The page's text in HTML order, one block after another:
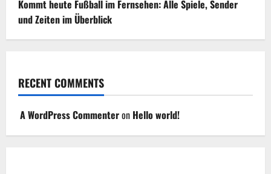
Kommt heute Fußball im Fernsehen: Alle Spiele, Sender
und Zeiten im Überblick
RECENT COMMENTS
A WordPress Commenteron Hello world!